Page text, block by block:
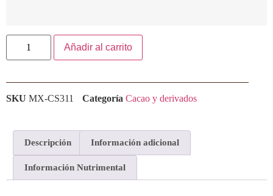
Añadir al carrito
SKU MX-CS311 Categoría Cacao y derivados
Descripción Información adicional
Información Nutrimental